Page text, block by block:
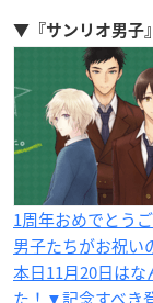
▼『サンリオ男子
1周年おめでとう
男子たちがお祝い
本日11月20日は